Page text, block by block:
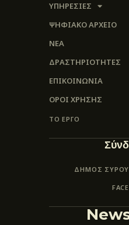
ΥΠΗΡΕΣΙΕΣ
ΨΗΦΙΑΚΌ ΑΡΧΕΊΟ
ΝΕΑ
ΔΡΑΣΤΗΡΙΟΤΗΤΕΣ
ΕΠΙΚΟΙΝΩΝΊΑ
ΌΡΟΙ ΧΡΉΣΗΣ
ΤΟ ΕΡΓΟ
ΔΗΜΟΣ